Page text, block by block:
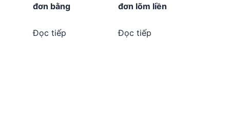
đơn bằng
Đọc tiếp
đơn lõm liền
Đọc tiếp